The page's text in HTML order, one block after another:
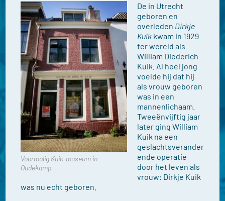
Voormalig Kuik-museum in
Oudekamp
De in Utrecht
geboren en
overleden Dirkje
Kuik kwam in 1929
ter wereld als
William Diederich
Kuik. Al heel jong
voelde hij dat hij
als vrouw geboren
was in een
mannenlichaam.
Tweeënvijftig jaar
later ging William
Kuik na een
geslachtsverander
ende operatie
door het leven als
vrouw: Dirkje Kuik
was nu echt geboren.